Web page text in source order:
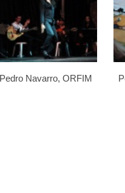
Pedro Navarro, ORFIM